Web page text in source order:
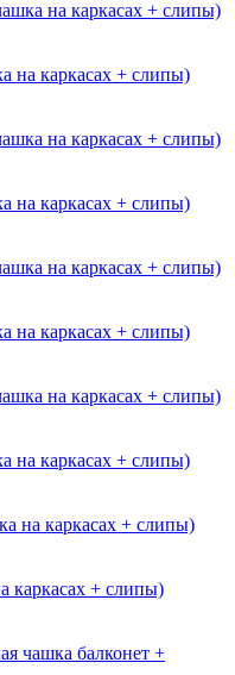
на каркасах + слипы)
на каркасах + слипы)
на каркасах + слипы)
на каркасах + слипы)
каркасах + слипы)